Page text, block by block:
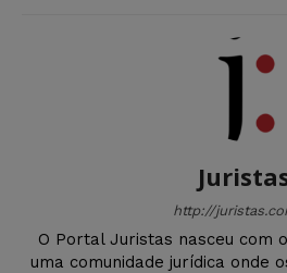
http://
O Portal Juristas nasceu com
uma comunidade jurídica onde